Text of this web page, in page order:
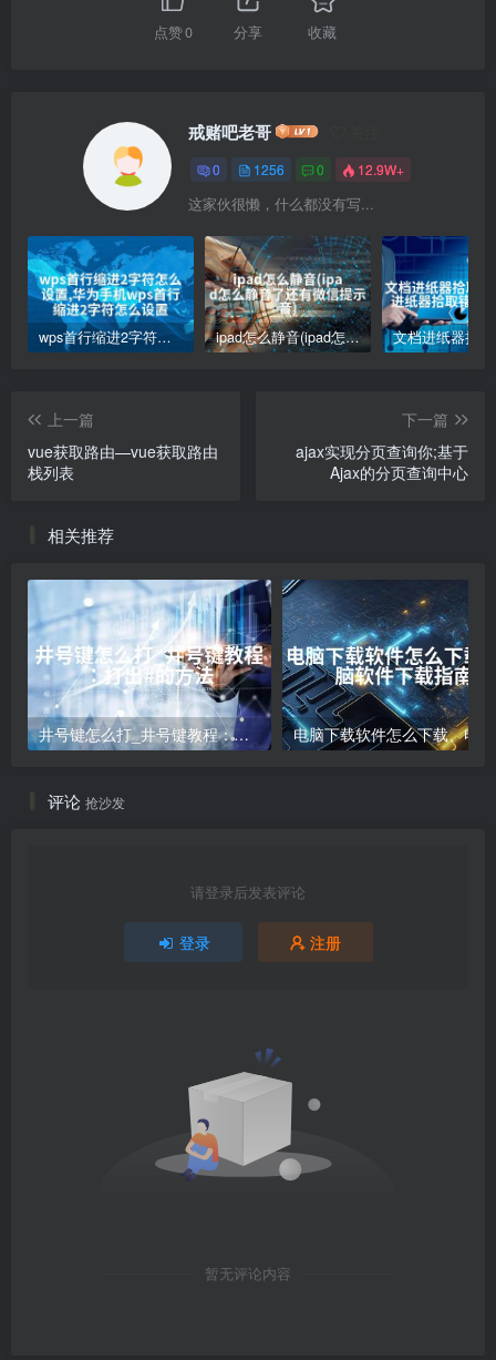
点赞0 分享 收藏
戒赌吧老哥
0 1256 0 12.9W+
这家伙很懒，什么都没有写...
wps首行缩进2字符怎么设置,华为手机wps首行缩进2字符怎么设置 ipad怎么静音(ipad怎么静音了还有微信提示音)
上一篇
vue获取路由—vue获取路由
栈列表
下一篇
ajax实现分页查询你;基于
Ajax的分页查询中心
相关推荐
井号键怎么打_井号键教程：打出#的方法
评论 抢沙发
请登录后发表评论
登录 注册
暂无评论内容